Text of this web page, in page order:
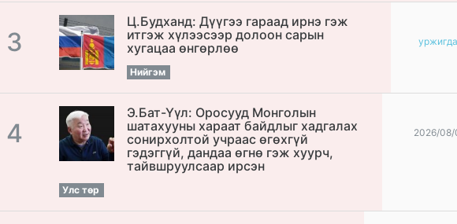
3
Ц.Будханд: Дүүгээ гараад ирнэ гэж
итгэж хүлээсээр долоон сарын
хугацаа өнгөрлөө
Нийгэм
4
Э.Бат-Үүл: Оросууд Монголын
шатахууны хараат байдлыг хадгалах
сонирхолтой учраас өгөхгүй
гэдэггүй, дандаа өгнө гэж хуурч,
тайвшруулсаар ирсэн
Улс төр
2026/08/